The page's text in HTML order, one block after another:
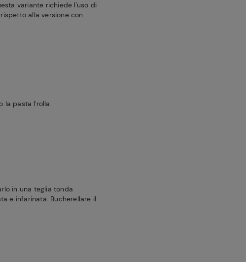
variante richiede l'uso di
alla versione con
la pasta frolla.
in una teglia tonda
e infarinata. Bucherellare il